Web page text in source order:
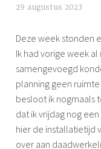
29 augustus 2023
m
o
n
e
Deze week stonden
Ik had vorige week
samengevoegd
planning geen
besloot ik nogmaals
dat ik vrijdag nog
hier de installatietijd
over aan